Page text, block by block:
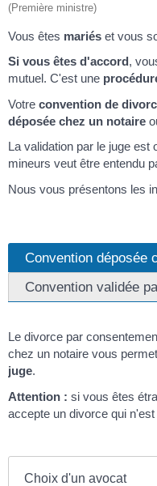
(Première ministre)
Vous êtes mariés et vous
Si vous êtes d'accord,
mutuel. C'est une
Votre convention de
déposée chez un notaire
La validation par le juge est
mineurs veut être entendu
Nous vous présentons les
Convention déposée
Convention validée
Le divorce par
chez un notaire vous
juge.
Attention : si vous êtes
accepte un divorce qui
Choix d'un avocat